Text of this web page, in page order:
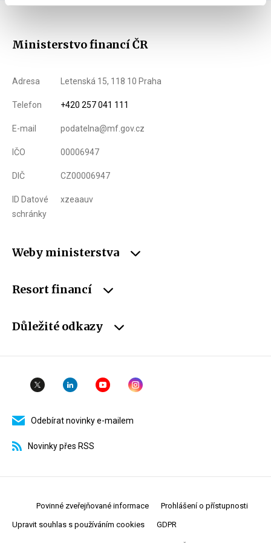
Ministerstvo financí ČR
Adresa Letenská 15, 118 10 Praha
Telefon +420 257 041 111
E-mail podatelna@mf.gov.cz
IČO 00006947
DIČ CZ00006947
ID Datové
schránky
xzeaauv
Weby ministerstva
Resort financí
Důležité odkazy
Odebírat novinky e-mailem
Novinky přes RSS
Povinné zveřejňované informace Prohlášení o přístupnosti
Upravit souhlas s používáním cookies GDPR